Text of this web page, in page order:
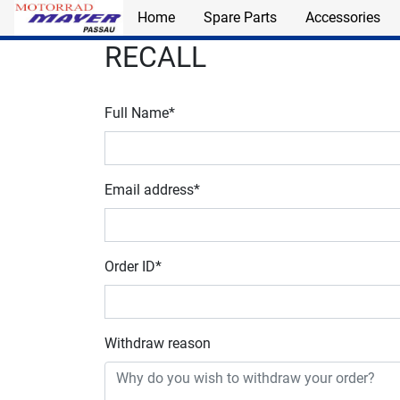
Skip to main content
Home Spare Parts Accessories
RECALL
Full Name*
Email address*
Order ID*
Withdraw reason